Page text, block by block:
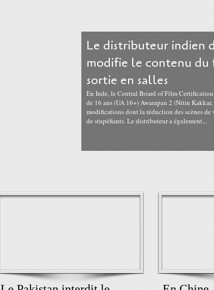
Le distributeur indien
modifie le contenu du
sortie en salles
En Inde, le Central Board of Film
de 16 ans (UA 16+) Awarapan 2 (Nitin
modifications dont la réduction des scènes
de stupéfiants. Le distributeur a également...